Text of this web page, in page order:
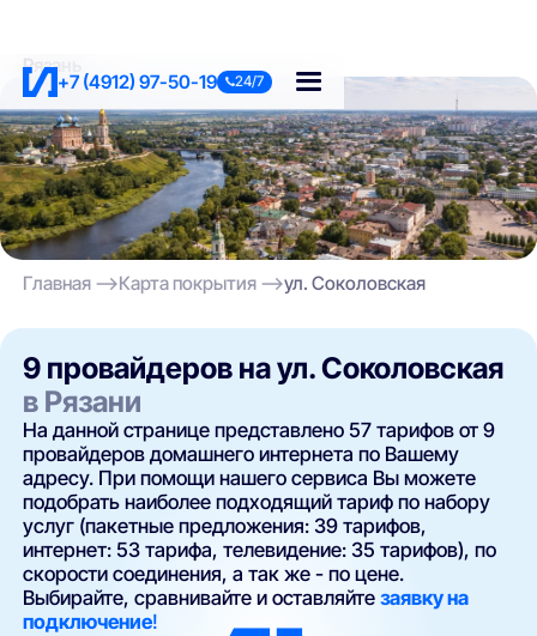
+7 (4912) 97-50-19 24/7
Рязань
Главная Карта покрытия ул. Соколовская
9 провайдеров на ул. Соколовская
в Рязани
На данной странице представлено 57 тарифов от 9
провайдеров домашнего интернета по Вашему
адресу. При помощи нашего сервиса Вы можете
подобрать наиболее подходящий тариф по набору
услуг (пакетные предложения: 39 тарифов,
интернет: 53 тарифа, телевидение: 35 тарифов), по
скорости соединения, а так же - по цене.
Выбирайте, сравнивайте и оставляйтезаявку на
подключение!